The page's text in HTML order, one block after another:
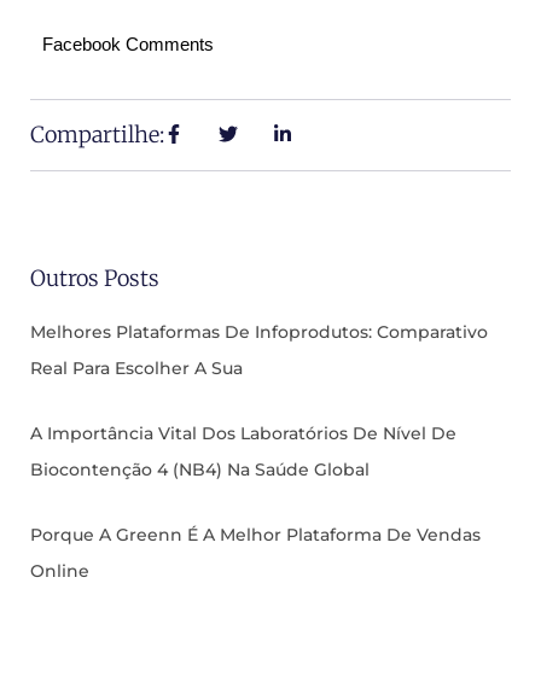
Facebook Comments
Compartilhe:
Outros Posts
Melhores Plataformas De Infoprodutos: Comparativo
Real Para Escolher A Sua
A Importância Vital Dos Laboratórios De Nível De
Biocontenção 4 (NB4) Na Saúde Global
Porque A Greenn É A Melhor Plataforma De Vendas
Online